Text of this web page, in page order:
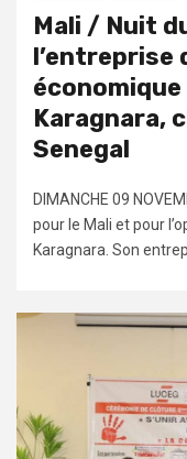
Mali / Nuit
l’entreprise
Karagnara,
Senegal
DIMANCHE 09
pour le Mali et pour
Karagnara. Son